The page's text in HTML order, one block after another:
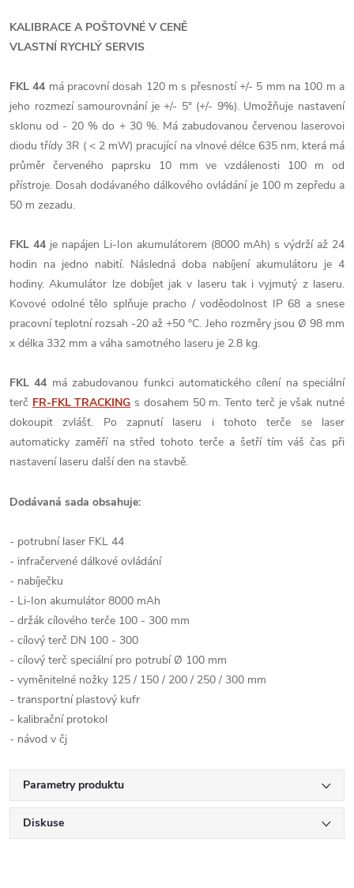
KALIBRACE A POŠTOVNÉ V CENĚ
VLASTNÍ RYCHLÝ SERVIS
FKL 44 má pracovní dosah 120 m s přesností +/- 5 mm na 100 m a
jeho rozmezí samourovnání je +/- 5° (+/- 9%). Umožňuje nastavení
sklonu od - 20 % do + 30 %. Má zabudovanou červenou laserovoi
diodu třídy 3R ( < 2 mW) pracující na vlnové délce 635 nm, která má
průměr červeného paprsku 10 mm ve vzdálenosti 100 m od
přístroje. Dosah dodávaného dálkového ovládání je 100 m zepředu a
50 m zezadu.
FKL 44 je napájen Li-Ion akumulátorem (8000 mAh) s výdrží až 24
hodin na jedno nabití. Následná doba nabíjení akumulátoru je 4
hodiny. Akumulátor lze dobíjet jak v laseru tak i vyjmutý z laseru.
Kovové odolné tělo splňuje pracho / voděodolnost IP 68 a snese
pracovní teplotní rozsah -20 až +50 °C. Jeho rozměry jsou Ø 98 mm
x délka 332 mm a váha samotného laseru je 2.8 kg.
FKL 44 má zabudovanou funkci automatického cílení na speciální
terč FR-FKL TRACKING s dosahem 50 m. Tento terč je však nutné
dokoupit zvlášť. Po zapnutí laseru i tohoto terče se laser
automaticky zaměří na střed tohoto terče a šetří tím váš čas při
nastavení laseru další den na stavbě.
Dodávaná sada obsahuje:
- potrubní laser FKL 44
- infračervené dálkové ovládání
- nabíječku
- Li-Ion akumulátor 8000 mAh
- držák cílového terče 100 - 300 mm
- cílový terč DN 100 - 300
- cílový terč speciální pro potrubí Ø 100 mm
- vyměnitelné nožky 125 / 150 / 200 / 250 / 300 mm
- transportní plastový kufr
- kalibrační protokol
- návod v čj
Parametry produktu
Diskuse